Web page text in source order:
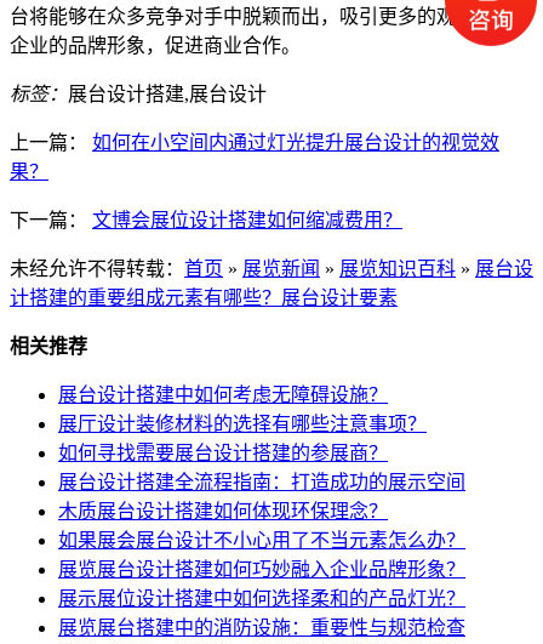
台将能够在众多竞争对手中脱颖而出，吸引更多的观众，提升
企业的品牌形象，促进商业合作。
标签： 展台设计搭建,展台设计
上一篇： 如何在小空间内通过灯光提升展台设计的视觉效
果？
下一篇： 文博会展位设计搭建如何缩减费用？
未经允许不得转载： 首页 » 展览新闻 » 展览知识百科 » 展台设
计搭建的重要组成元素有哪些？展台设计要素
相关推荐
展台设计搭建中如何考虑无障碍设施？
展厅设计装修材料的选择有哪些注意事项？
如何寻找需要展台设计搭建的参展商？
展台设计搭建全流程指南：打造成功的展示空间
木质展台设计搭建如何体现环保理念？
如果展会展台设计不小心用了不当元素怎么办？
展览展台设计搭建如何巧妙融入企业品牌形象？
展示展位设计搭建中如何选择柔和的产品灯光？
展览展台搭建中的消防设施：重要性与规范检查